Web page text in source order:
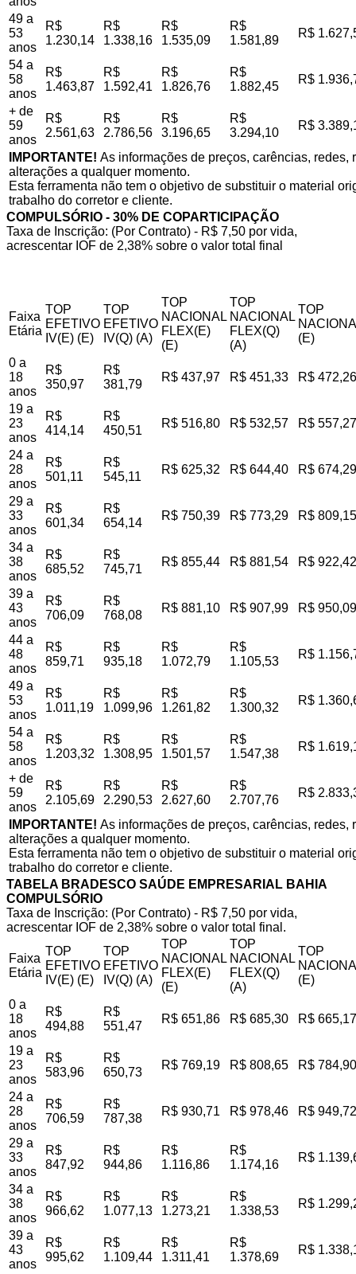
49 a
53
anos
R$
1.230,14
R$
1.338,16
R$
1.535,09
R$
1.581,89
R$
54 a
58
anos
R$
1.463,87
R$
1.592,41
R$
1.826,76
R$
1.882,45
R$
+ de
59
anos
R$
2.561,63
R$
2.786,56
R$
3.196,65
R$
3.294,10
R$
IMPORTANTE! As informações de preços, carências,
alterações a qualquer momento.
Esta ferramenta não tem o objetivo de substituir o material
trabalho do corretor e cliente.
COMPULSÓRIO - 30% DE COPARTICIPAÇÃO
Taxa de Inscrição: (Por Contrato) - R$ 7,50 por vida,
acrescentar IOF de 2,38% sobre o valor total final
Faixa
Etária
TOP
EFETIVO
IV(E) (E)
TOP
EFETIVO
IV(Q) (A)
TOP
NACIONAL
FLEX(E)
(E)
TOP
NACIONAL
FLEX(Q)
(A)
TOP
(E)
0 a
18
anos
R$
350,97
R$
381,79
R$ 437,97 R$ 451,33 R$ 472,26
19 a
23
anos
R$
414,14
R$
450,51
R$ 516,80 R$ 532,57 R$ 557,27
24 a
28
anos
R$
501,11
R$
545,11
R$ 625,32 R$ 644,40 R$ 674,29
29 a
33
anos
R$
601,34
R$
654,14
R$ 750,39 R$ 773,29 R$ 809,15
34 a
38
anos
R$
685,52
R$
745,71
R$ 855,44 R$ 881,54 R$ 922,42
39 a
43
anos
R$
706,09
R$
768,08
R$ 881,10 R$ 907,99 R$ 950,09
44 a
48
anos
R$
859,71
R$
935,18
R$
1.072,79
R$
1.105,53
R$
49 a
53
anos
R$
1.011,19
R$
1.099,96
R$
1.261,82
R$
1.300,32
R$
54 a
58
anos
R$
1.203,32
R$
1.308,95
R$
1.501,57
R$
1.547,38
R$
+ de
59
anos
R$
2.105,69
R$
2.290,53
R$
2.627,60
R$
2.707,76
R$
IMPORTANTE! As informações de preços, carências,
alterações a qualquer momento.
Esta ferramenta não tem o objetivo de substituir o material
trabalho do corretor e cliente.
TABELA BRADESCO SAÚDE EMPRESARIAL BAHIA
COMPULSÓRIO
Taxa de Inscrição: (Por Contrato) - R$ 7,50 por vida,
acrescentar IOF de 2,38% sobre o valor total final.
Faixa
Etária
TOP
EFETIVO
IV(E) (E)
TOP
EFETIVO
IV(Q) (A)
TOP
NACIONAL
FLEX(E)
(E)
TOP
NACIONAL
FLEX(Q)
(A)
TOP
(E)
0 a
18
anos
R$
494,88
R$
551,47
R$ 651,86 R$ 685,30 R$ 665,17
19 a
23
anos
R$
583,96
R$
650,73
R$ 769,19 R$ 808,65 R$ 784,90
24 a
28
anos
R$
706,59
R$
787,38
R$ 930,71 R$ 978,46 R$ 949,72
29 a
33
anos
R$
847,92
R$
944,86
R$
1.116,86
R$
1.174,16
R$
34 a
38
anos
R$
966,62
R$
1.077,13
R$
1.273,21
R$
1.338,53
R$
39 a
43
anos
R$
995,62
R$
1.109,44
R$
1.311,41
R$
1.378,69
R$